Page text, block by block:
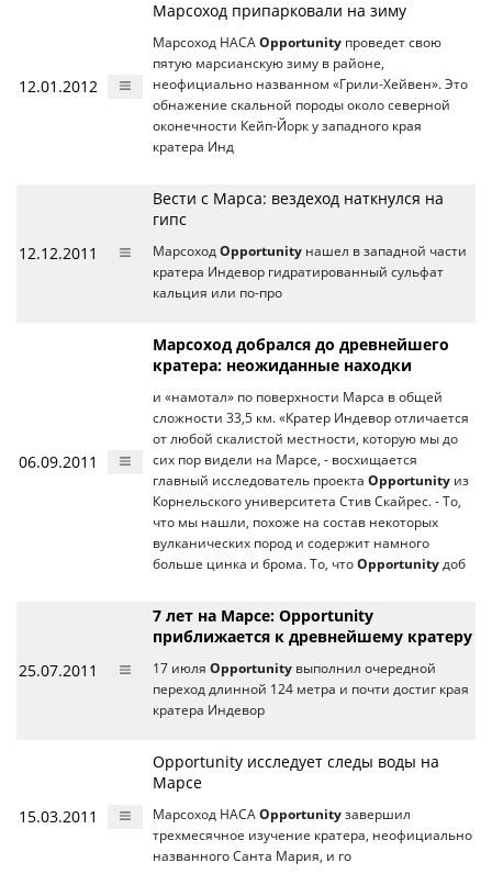
12.01.2012
Марсоход припарковали на зиму
Марсоход НАСА Opportunity проведет свою
пятую марсианскую зиму в районе,
неофициально названном «Грили-Хейвен». Это
обнажение скальной породы около северной
оконечности Кейп-Йорк у западного края
кратера Инд
12.12.2011
Вести с Марса: вездеход наткнулся на
гипс
Марсоход Opportunity нашел в западной части
кратера Индевор гидратированный сульфат
кальция или по-про
06.09.2011
Марсоход добрался до древнейшего
кратера: неожиданные находки
и «намотал» по поверхности Марса в общей
сложности 33,5 км. «Кратер Индевор отличается
от любой скалистой местности, которую мы до
сих пор видели на Марсе, - восхищается
главный исследователь проекта Opportunity из
Корнельского университета Стив Скайрес. - То,
что мы нашли, похоже на состав некоторых
вулканических пород и содержит намного
больше цинка и брома. То, что Opportunity доб
25.07.2011
7 лет на Марсе: Opportunity
приближается к древнейшему кратеру
17 июля Opportunity выполнил очередной
переход длинной 124 метра и почти достиг края
кратера Индевор
15.03.2011
Opportunity исследует следы воды на
Марсе
Марсоход НАСА Opportunity завершил
трехмесячное изучение кратера, неофициально
названного Санта Мария, и го